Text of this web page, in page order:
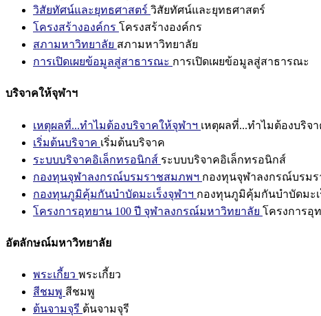
วิสัยทัศน์และยุทธศาสตร์ วิสัยทัศน์และยุทธศาสตร์
โครงสร้างองค์กร โครงสร้างองค์กร
สภามหาวิทยาลัย สภามหาวิทยาลัย
การเปิดเผยข้อมูลสู่สาธารณะ การเปิดเผยข้อมูลสู่สาธารณะ
บริจาคให้จุฬาฯ
เหตุผลที่...ทำไมต้องบริจาคให้จุฬาฯ เหตุผลที่...ทำไมต้องบริจ
เริ่มต้นบริจาค เริ่มต้นบริจาค
ระบบบริจาคอิเล็กทรอนิกส์ ระบบบริจาคอิเล็กทรอนิกส์
กองทุนจุฬาลงกรณ์บรมราชสมภพฯ กองทุนจุฬาลงกรณ์บรม
กองทุนภูมิคุ้มกันบำบัดมะเร็งจุฬาฯ กองทุนภูมิคุ้มกันบำบัดมะเ
โครงการอุทยาน 100 ปี จุฬาลงกรณ์มหาวิทยาลัย โครงการอุ
อัตลักษณ์มหาวิทยาลัย
พระเกี้ยว พระเกี้ยว
สีชมพู สีชมพู
ต้นจามจุรี ต้นจามจุรี